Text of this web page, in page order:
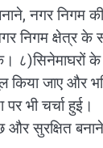
नगर निगम
निगम क्षेत्र के
८)सिनेमाघरों
जाए और
पर भी चर्चा हुई।
सुरक्षित